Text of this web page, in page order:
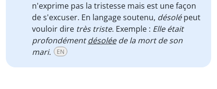
n'exprime pas la tristesse mais est une façon
de s'excuser. En langage soutenu, désolépeut
vouloir dire très triste. Exemple : Elle était
profondémentdésoléede la mort de son
mari.
EN